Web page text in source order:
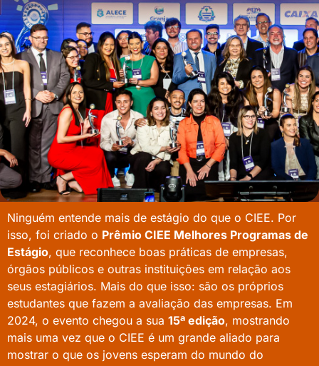
Ninguém entende mais de estágio do que o CIEE. Por
isso, foi criado o Prêmio CIEE Melhores Programas de
Estágio, que reconhece boas práticas de empresas,
órgãos públicos e outras instituições em relação aos
seus estagiários. Mais do que isso: são os próprios
estudantes que fazem a avaliação das empresas. Em
2024, o evento chegou a sua 15ª edição, mostrando
mais uma vez que o CIEE é um grande aliado para
mostrar o que os jovens esperam do mundo do